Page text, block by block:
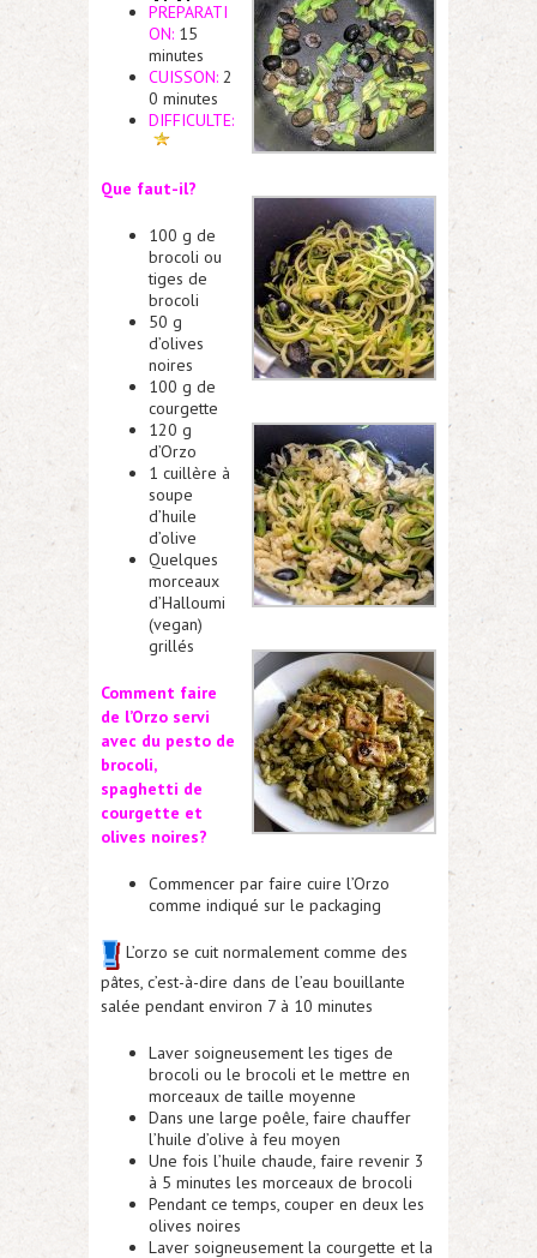
PREPARATI
ON: 15
minutes
CUISSON: 2
0 minutes
DIFFICULTE:
Que faut-il?
100 g de
brocoli ou
tiges de
brocoli
50 g
d’olives
noires
100 g de
courgette
120 g
d’Orzo
1 cuillère à
soupe
d’huile
d’olive
Quelques
morceaux
d’Halloumi
(vegan)
grillés
Comment faire
de l’Orzo servi
avec du pesto de
brocoli,
spaghetti de
courgette et
olives noires?
Commencer par faire cuire l’Orzo
comme indiqué sur le packaging
L’orzo se cuit normalement comme des
pâtes, c’est-à-dire dans de l’eau bouillante
salée pendant environ 7 à 10 minutes
Laver soigneusement les tiges de
brocoli ou le brocoli et le mettre en
morceaux de taille moyenne
Dans une large poêle, faire chauffer
l’huile d’olive à feu moyen
Une fois l’huile chaude, faire revenir 3
à 5 minutes les morceaux de brocoli
Pendant ce temps, couper en deux les
olives noires
Laver soigneusement la courgette et la